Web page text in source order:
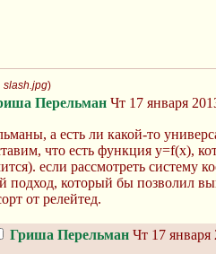
slash.jpg)
Перельман Чт 17 января
а есть ли какой-то
что есть функция y=f(x),
если рассмотреть систему
подход, который бы позволил
от релейтед.
Гриша Перельман Чт 17 января